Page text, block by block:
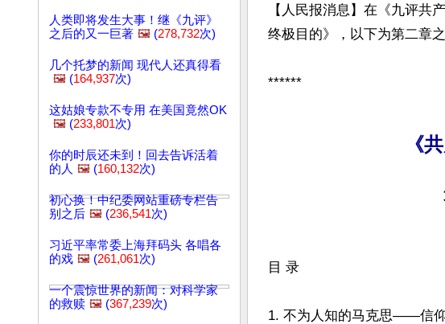
人类即将发生大事！继《九评》
之后的又一巨著 🖼️ (278,732次)
几个托梦的新闻 现代人还真得看
🖼️ (164,937次)
这姑娘专款不专用 在美国竟然OK
🖼️ (233,801次)
你的时辰还未到！回去告诉活着
的人 🖼️ (160,132次)
初心换！中纪委网站重磅专栏告
别之后 🖼️ (236,541次)
习近平率常委上海拜码头 各唱各
的戏 🖼️ (261,061次)
一个震惊世界的新闻：对科学家
的救赎 🖼️ (367,239次)
【人民报消息】在《九评共
终极目的》，以下为第二章之
******
《
目 录
1. 不为人知的马克思——信